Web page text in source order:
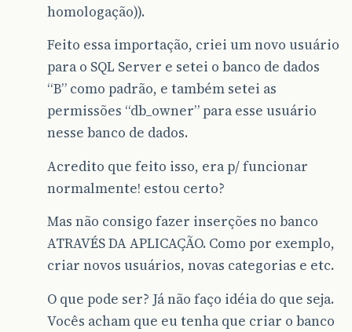
homologação)).
Feito essa importação, criei um novo usuário
para o SQL Server e setei o banco de dados
“B” como padrão, e também setei as
permissões “db_owner” para esse usuário
nesse banco de dados.
Acredito que feito isso, era p/ funcionar
normalmente! estou certo?
Mas não consigo fazer inserções no banco
ATRAVÉS DA APLICAÇÃO. Como por exemplo,
criar novos usuários, novas categorias e etc.
O que pode ser? Já não faço idéia do que seja.
Vocês acham que eu tenha que criar o banco